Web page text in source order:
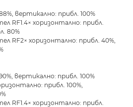
вертикално: прибл. 100%
RF1.4× хоризонтално: прибл.
80%
RF2× хоризонтално: прибл. 40%,
вертикално: прибл. 100%
прибл. 100%,
RF1.4× хоризонтално: прибл.